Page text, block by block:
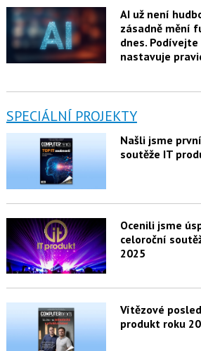
AI už není
zásadně mění
dnes. Podívejte
nastavuje
SPECIÁLNÍ PROJEKTY
Našli jsme
soutěže IT
Ocenili jsme
celoroční
2025
Vítězové
produkt roku